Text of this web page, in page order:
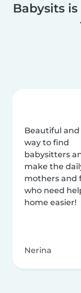
Babysits
Beautiful and
way to find
babysitters
make the
mothers and
who need
home easier!
Nerina